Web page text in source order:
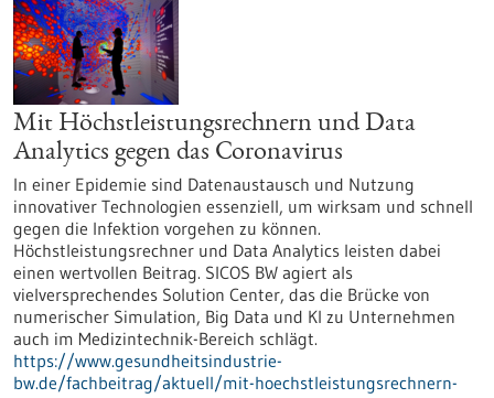
Mit Höchstleistungsrechnern und Data
Analytics gegen das Coronavirus
In einer Epidemie sind Datenaustausch und Nutzung
innovativer Technologien essenziell, um wirksam und schnell
gegen die Infektion vorgehen zu können.
Höchstleistungsrechner und Data Analytics leisten dabei
einen wertvollen Beitrag. SICOS BW agiert als
vielversprechendes Solution Center, das die Brücke von
numerischer Simulation, Big Data und KI zu Unternehmen
auch im Medizintechnik-Bereich schlägt.
https://www.gesundheitsindustrie-
bw.de/fachbeitrag/aktuell/mit-hoechstleistungsrechnern-